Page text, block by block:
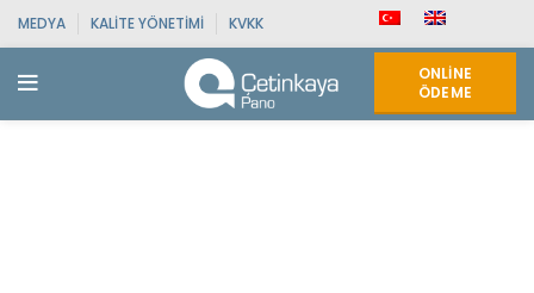
MEDYA KALITE YÖNETIMI KVKK
ONLINE
ÖDEME